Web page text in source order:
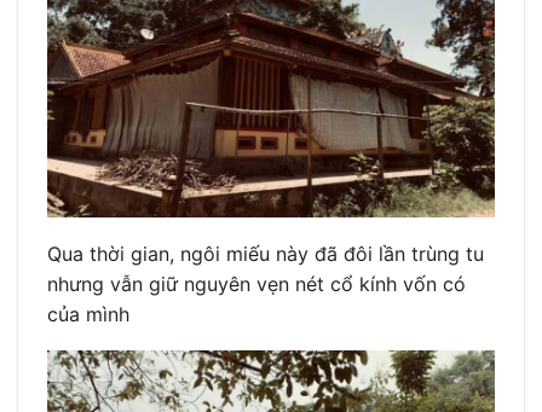
Qua thời gian, ngôi miếu này đã đôi lần trùng tu
nhưng vẫn giữ nguyên vẹn nét cổ kính vốn có
của mình